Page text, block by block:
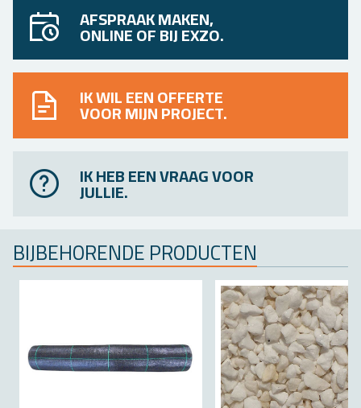
AFSPRAAK MAKEN,
ONLINE OF BIJ EXZO.
IK WIL EEN OFFERTE
VOOR MIJN PROJECT.
IK HEB EEN VRAAG VOOR
JULLIE.
BIJ­BE­HO­REN­DE PRO­DUC­TEN